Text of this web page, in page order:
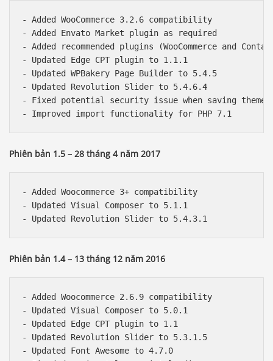
- Added WooCommerce 3.2.6 compatibility
- Added Envato Market plugin as required
- Added recommended plugins (WooCommerce and
- Updated Edge CPT plugin to 1.1.1
- Updated WPBakery Page Builder to 5.4.5
- Updated Revolution Slider to 5.4.6.4
- Fixed potential security issue when saving theme
Phiên bản 1.5 – 28 tháng 4 năm 2017
- Added Woocommerce 3+ compatibility
- Updated Visual Composer to 5.1.1
Phiên bản 1.4 – 13 tháng 12 năm 2016
- Added Woocommerce 2.6.9 compatibility
- Updated Visual Composer to 5.0.1
- Updated Edge CPT plugin to 1.1
- Updated Revolution Slider to 5.3.1.5
- Updated Font Awesome to 4.7.0